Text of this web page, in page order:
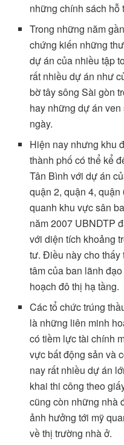
những chính sách hỗ
Trong những năm
chứng kiến những
dự án của nhiều tập
rất nhiều dự án như
bờ tây sông Sài gòn
hay những dự án
ngày.
Hiện nay nhưng khu
thành phố có thể kể
Tân Bình với dự án
quận 2, quận 4,
quanh khu vực sân
năm 2007 UBNDTP
với diện tích khoảng
tư. Điều này cho thấy
tâm của ban lãnh
hoạch đô thị hạ tầng.
Các tổ chức trúng
là những liên minh
có tiềm lực tài chính
vực bất động sản và
nay rất nhiều dự án
khai thi công theo
cũng còn những nhà
ảnh hưởng tới mỹ
về thị trường nhà ở.